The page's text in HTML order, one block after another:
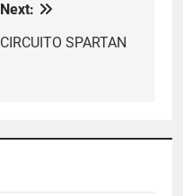
Next:
CIRCUITO SPARTAN